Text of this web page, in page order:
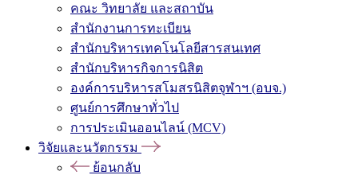
คณะ วิทยาลัย และสถาบัน
สำนักงานการทะเบียน
สำนักบริหารเทคโนโลยีสารสนเทศ
สำนักบริหารกิจการนิสิต
องค์การบริหารสโมสรนิสิตจุฬาฯ (อบจ.)
ศูนย์การศึกษาทั่วไป
การประเมินออนไลน์ (MCV)
วิจัยและนวัตกรรม
ย้อนกลับ